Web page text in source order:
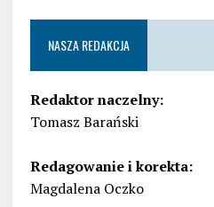
NASZA REDAKCJA
Redaktor naczelny:
Tomasz Barański
Redagowanie i korekta:
Magdalena Oczko